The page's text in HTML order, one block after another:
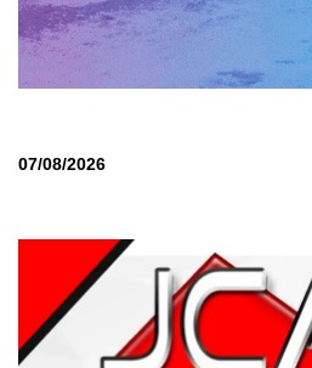
07/08/2026